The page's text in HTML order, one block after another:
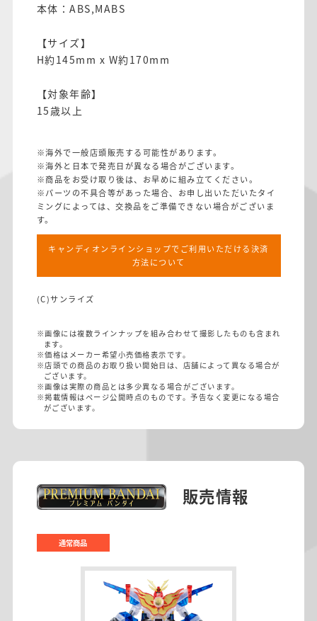
本体：ABS,MABS
【サイズ】
H約145mm x W約170mm
【対象年齢】
15歳以上
※海外で一般店頭販売する可能性があります。
※海外と日本で発売日が異なる場合がございます。
※商品をお受け取り後は、お早めに組み立てください。
※パーツの不具合等があった場合、お申し出いただいたタイ
ミングによっては、交換品をご準備できない場合がございま
す。
キャンディオンラインショップでご利用いただける決済
方法について
(C)サンライズ
※画像には複数ラインナップを組み合わせて撮影したものも含まれ
ます。
※価格はメーカー希望小売価格表示です。
※店頭での商品のお取り扱い開始日は、店舗によって異なる場合が
ございます。
※画像は実際の商品とは多少異なる場合がございます。
※掲載情報はページ公開時点のものです。予告なく変更になる場合
がございます。
販売情報
通常商品